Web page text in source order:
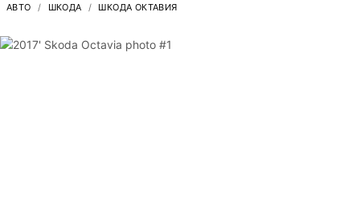
АВТО ШКОДА ШКОДА ОКТАВИЯ